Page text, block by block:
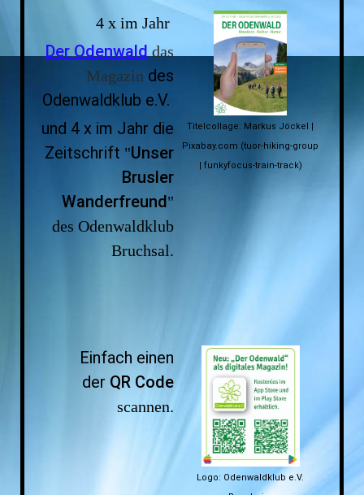
4 x im Jahr
Der Odenwald das
Magazindes
Odenwaldklub e.V.
und 4 x im Jahr die
Zeitschrift "Unser
Brusler
Wanderfreund"
des Odenwaldklub
Bruchsal.
Titelcollage: Markus Jöckel |
Pixabay.com (tuor-hiking-group
| funkyfocus-train-track)
Einfach einen
der QR Code
scannen.
Logo: Odenwaldklub e.V.